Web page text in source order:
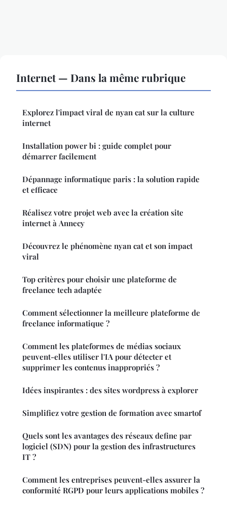
Internet — Dans la même rubrique
Explorez l'impact viral de nyan cat sur la culture
internet
Installation power bi : guide complet pour
démarrer facilement
Dépannage informatique paris : la solution rapide
et efficace
Réalisez votre projet web avec la création site
internet à Annecy
Découvrez le phénomène nyan cat et son impact
viral
Top critères pour choisir une plateforme de
freelance tech adaptée
Comment sélectionner la meilleure plateforme de
freelance informatique ?
Comment les plateformes de médias sociaux
peuvent-elles utiliser l'IA pour détecter et
supprimer les contenus inappropriés ?
Idées inspirantes : des sites wordpress à explorer
Simplifiez votre gestion de formation avec smartof
Quels sont les avantages des réseaux define par
logiciel (SDN) pour la gestion des infrastructures
IT ?
Comment les entreprises peuvent-elles assurer la
conformité RGPD pour leurs applications mobiles ?